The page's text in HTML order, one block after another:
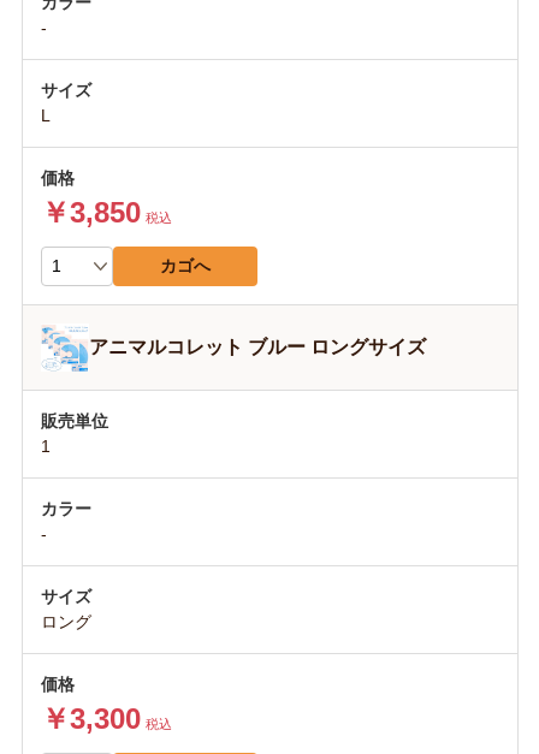
-
L
￥3,850 税込
カゴへ
アニマルコレット ブルー ロングサイズ
1
-
ロング
￥3,300 税込